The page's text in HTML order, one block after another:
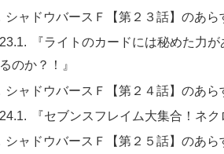
シャドウバースＦ【第２３話】のあ
『ライトのカードには秘めた力
るのか？！』
シャドウバースＦ【第２４話】のあ
『セブンスフレイム大集合！ネ
シャドウバースＦ【第２５話】のあ